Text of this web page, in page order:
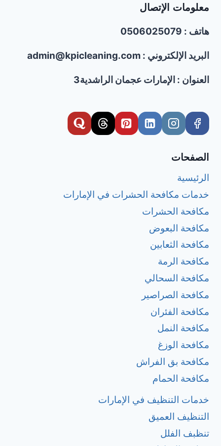
غسيل
المياه
معلومات الإتصال
هاتف : 0506025079
البريد الإلكتروني : admin@kpicleaning.com
العنوان : الإمارات عجمان الراشدية3
الصفحات
الرئيسية
خدمات مكافحة الحشرات في الإمارات
مكافحة الحشرات
مكافحة البعوض
مكافحة الثعابين
مكافحة الرمة
مكافحة السحالي
مكافحة الصراصير
مكافحة الفئران
مكافحة النمل
مكافحة الوزغ
مكافحة بق الفراش
مكافحة الحمام
خدمات التنظيف في الإمارات
التنظيف العميق
تنظبف الفلل